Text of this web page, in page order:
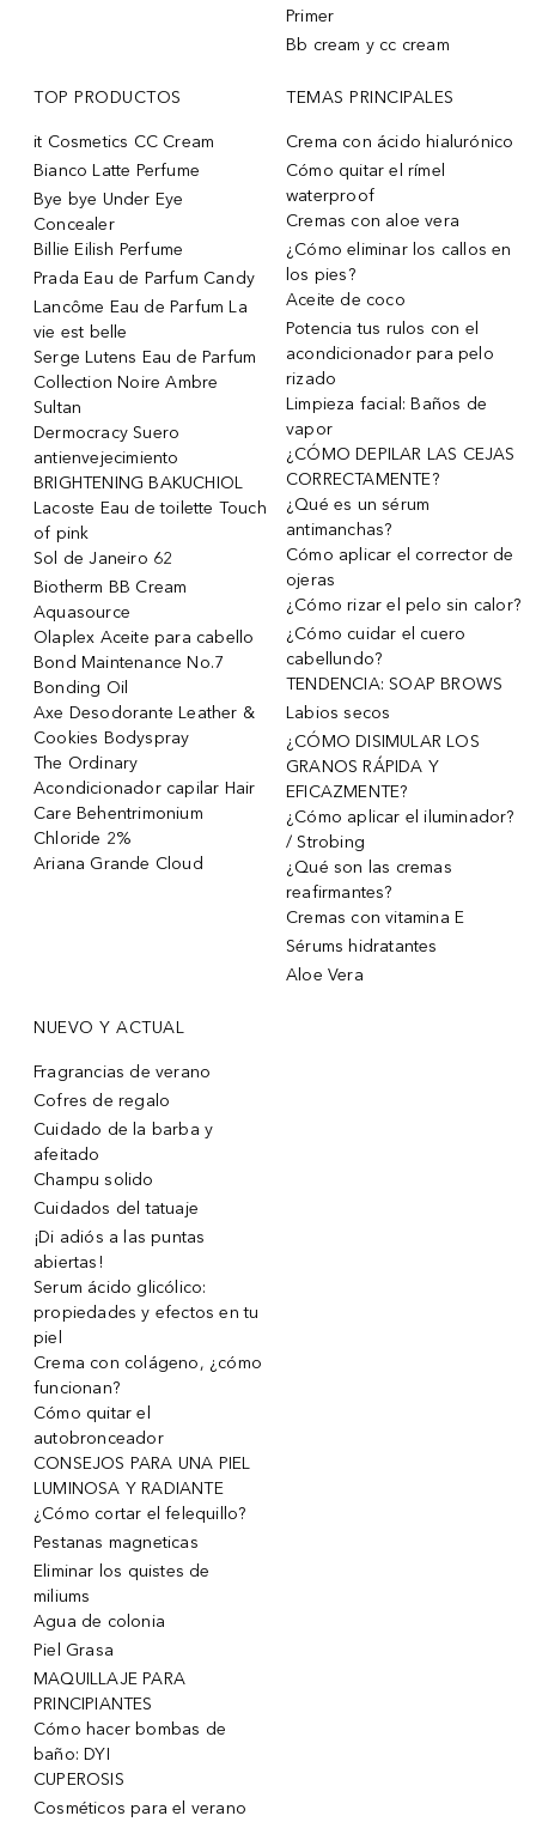
Primer
Bb cream y cc cream
TOP PRODUCTOS
it Cosmetics CC Cream
Bianco Latte Perfume
Bye bye Under Eye
Concealer
Billie Eilish Perfume
Prada Eau de Parfum Candy
Lancôme Eau de Parfum La
vie est belle
Serge Lutens Eau de Parfum
Collection Noire Ambre
Sultan
Dermocracy Suero
antienvejecimiento
BRIGHTENING BAKUCHIOL
Lacoste Eau de toilette Touch
of pink
Sol de Janeiro 62
Biotherm BB Cream
Aquasource
Olaplex Aceite para cabello
Bond Maintenance No.7
Bonding Oil
Axe Desodorante Leather &
Cookies Bodyspray
The Ordinary
Acondicionador capilar Hair
Care Behentrimonium
Chloride 2%
Ariana Grande Cloud
TEMAS PRINCIPALES
Crema con ácido hialurónico
Cómo quitar el rímel
waterproof
Cremas con aloe vera
¿Cómo eliminar los callos en
los pies?
Aceite de coco
Potencia tus rulos con el
acondicionador para pelo
rizado
Limpieza facial: Baños de
vapor
¿CÓMO DEPILAR LAS CEJAS
CORRECTAMENTE?
¿Qué es un sérum
antimanchas?
Cómo aplicar el corrector de
ojeras
¿Cómo rizar el pelo sin calor?
¿Cómo cuidar el cuero
cabellundo?
TENDENCIA: SOAP BROWS
Labios secos
¿CÓMO DISIMULAR LOS
GRANOS RÁPIDA Y
EFICAZMENTE?
¿Cómo aplicar el iluminador?
/ Strobing
¿Qué son las cremas
reafirmantes?
Cremas con vitamina E
Sérums hidratantes
Aloe Vera
NUEVO Y ACTUAL
Fragrancias de verano
Cofres de regalo
Cuidado de la barba y
afeitado
Champu solido
Cuidados del tatuaje
¡Di adiós a las puntas
abiertas!
Serum ácido glicólico:
propiedades y efectos en tu
piel
Crema con colágeno, ¿cómo
funcionan?
Cómo quitar el
autobronceador
CONSEJOS PARA UNA PIEL
LUMINOSA Y RADIANTE
¿Cómo cortar el felequillo?
Pestanas magneticas
Eliminar los quistes de
miliums
Agua de colonia
Piel Grasa
MAQUILLAJE PARA
PRINCIPIANTES
Cómo hacer bombas de
baño: DYI
CUPEROSIS
Cosméticos para el verano